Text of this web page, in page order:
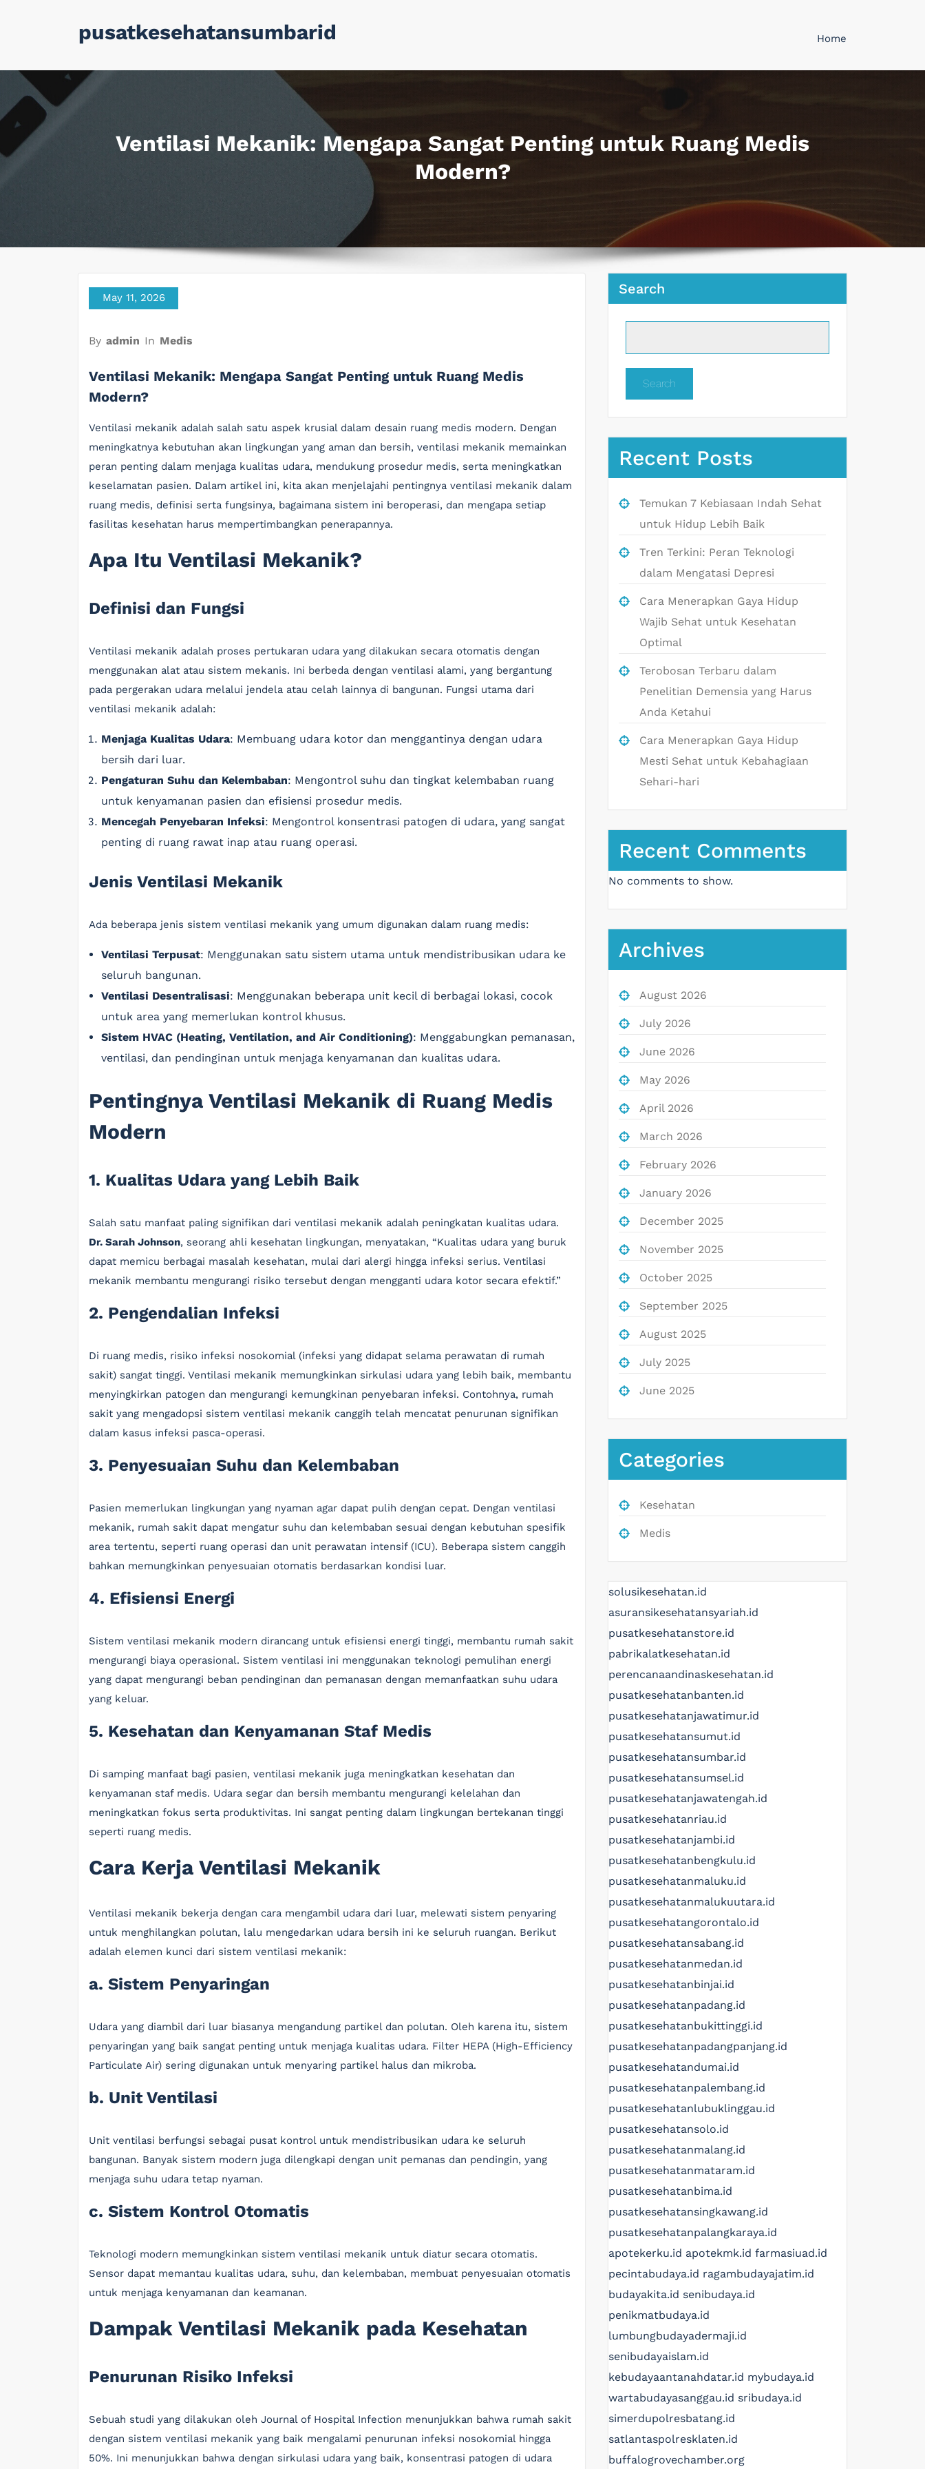
pusatkesehatansumbarid Home
Ventilasi Mekanik: Mengapa Sangat Penting untuk Ruang Medis
Modern?
May 11, 2026
By admin In Medis
Ventilasi Mekanik: Mengapa Sangat Penting untuk Ruang Medis
Modern?
Ventilasi mekanik adalah salah satu aspek krusial dalam desain ruang medis modern. Dengan
meningkatnya kebutuhan akan lingkungan yang aman dan bersih, ventilasi mekanik memainkan
peran penting dalam menjaga kualitas udara, mendukung prosedur medis, serta meningkatkan
keselamatan pasien. Dalam artikel ini, kita akan menjelajahi pentingnya ventilasi mekanik dalam
ruang medis, definisi serta fungsinya, bagaimana sistem ini beroperasi, dan mengapa setiap
fasilitas kesehatan harus mempertimbangkan penerapannya.
Apa Itu Ventilasi Mekanik?
Definisi dan Fungsi
Ventilasi mekanik adalah proses pertukaran udara yang dilakukan secara otomatis dengan
menggunakan alat atau sistem mekanis. Ini berbeda dengan ventilasi alami, yang bergantung
pada pergerakan udara melalui jendela atau celah lainnya di bangunan. Fungsi utama dari
ventilasi mekanik adalah:
Menjaga Kualitas Udara: Membuang udara kotor dan menggantinya dengan udara
bersih dari luar.
Pengaturan Suhu dan Kelembaban: Mengontrol suhu dan tingkat kelembaban ruang
untuk kenyamanan pasien dan efisiensi prosedur medis.
Mencegah Penyebaran Infeksi: Mengontrol konsentrasi patogen di udara, yang sangat
penting di ruang rawat inap atau ruang operasi.
Jenis Ventilasi Mekanik
Ada beberapa jenis sistem ventilasi mekanik yang umum digunakan dalam ruang medis:
Ventilasi Terpusat: Menggunakan satu sistem utama untuk mendistribusikan udara ke
seluruh bangunan.
Ventilasi Desentralisasi: Menggunakan beberapa unit kecil di berbagai lokasi, cocok
untuk area yang memerlukan kontrol khusus.
Sistem HVAC (Heating, Ventilation, and Air Conditioning): Menggabungkan pemanasan,
ventilasi, dan pendinginan untuk menjaga kenyamanan dan kualitas udara.
Pentingnya Ventilasi Mekanik di Ruang Medis
Modern
1. Kualitas Udara yang Lebih Baik
Salah satu manfaat paling signifikan dari ventilasi mekanik adalah peningkatan kualitas udara.
Dr. Sarah Johnson, seorang ahli kesehatan lingkungan, menyatakan, “Kualitas udara yang buruk
dapat memicu berbagai masalah kesehatan, mulai dari alergi hingga infeksi serius. Ventilasi
mekanik membantu mengurangi risiko tersebut dengan mengganti udara kotor secara efektif.”
2. Pengendalian Infeksi
Di ruang medis, risiko infeksi nosokomial (infeksi yang didapat selama perawatan di rumah
sakit) sangat tinggi. Ventilasi mekanik memungkinkan sirkulasi udara yang lebih baik, membantu
menyingkirkan patogen dan mengurangi kemungkinan penyebaran infeksi. Contohnya, rumah
sakit yang mengadopsi sistem ventilasi mekanik canggih telah mencatat penurunan signifikan
dalam kasus infeksi pasca-operasi.
3. Penyesuaian Suhu dan Kelembaban
Pasien memerlukan lingkungan yang nyaman agar dapat pulih dengan cepat. Dengan ventilasi
mekanik, rumah sakit dapat mengatur suhu dan kelembaban sesuai dengan kebutuhan spesifik
area tertentu, seperti ruang operasi dan unit perawatan intensif (ICU). Beberapa sistem canggih
bahkan memungkinkan penyesuaian otomatis berdasarkan kondisi luar.
4. Efisiensi Energi
Sistem ventilasi mekanik modern dirancang untuk efisiensi energi tinggi, membantu rumah sakit
mengurangi biaya operasional. Sistem ventilasi ini menggunakan teknologi pemulihan energi
yang dapat mengurangi beban pendinginan dan pemanasan dengan memanfaatkan suhu udara
yang keluar.
5. Kesehatan dan Kenyamanan Staf Medis
Di samping manfaat bagi pasien, ventilasi mekanik juga meningkatkan kesehatan dan
kenyamanan staf medis. Udara segar dan bersih membantu mengurangi kelelahan dan
meningkatkan fokus serta produktivitas. Ini sangat penting dalam lingkungan bertekanan tinggi
seperti ruang medis.
Cara Kerja Ventilasi Mekanik
Ventilasi mekanik bekerja dengan cara mengambil udara dari luar, melewati sistem penyaring
untuk menghilangkan polutan, lalu mengedarkan udara bersih ini ke seluruh ruangan. Berikut
adalah elemen kunci dari sistem ventilasi mekanik:
a. Sistem Penyaringan
Udara yang diambil dari luar biasanya mengandung partikel dan polutan. Oleh karena itu, sistem
penyaringan yang baik sangat penting untuk menjaga kualitas udara. Filter HEPA (High-Efficiency
Particulate Air) sering digunakan untuk menyaring partikel halus dan mikroba.
b. Unit Ventilasi
Unit ventilasi berfungsi sebagai pusat kontrol untuk mendistribusikan udara ke seluruh
bangunan. Banyak sistem modern juga dilengkapi dengan unit pemanas dan pendingin, yang
menjaga suhu udara tetap nyaman.
c. Sistem Kontrol Otomatis
Teknologi modern memungkinkan sistem ventilasi mekanik untuk diatur secara otomatis.
Sensor dapat memantau kualitas udara, suhu, dan kelembaban, membuat penyesuaian otomatis
untuk menjaga kenyamanan dan keamanan.
Dampak Ventilasi Mekanik pada Kesehatan
Penurunan Risiko Infeksi
Sebuah studi yang dilakukan oleh Journal of Hospital Infection menunjukkan bahwa rumah sakit
dengan sistem ventilasi mekanik yang baik mengalami penurunan infeksi nosokomial hingga
50%. Ini menunjukkan bahwa dengan sirkulasi udara yang baik, konsentrasi patogen di udara
Search
Search
Recent Posts
Temukan 7 Kebiasaan Indah Sehat
untuk Hidup Lebih Baik
Tren Terkini: Peran Teknologi
dalam Mengatasi Depresi
Cara Menerapkan Gaya Hidup
Wajib Sehat untuk Kesehatan
Optimal
Terobosan Terbaru dalam
Penelitian Demensia yang Harus
Anda Ketahui
Cara Menerapkan Gaya Hidup
Mesti Sehat untuk Kebahagiaan
Sehari-hari
Recent Comments
No comments to show.
Archives
August 2026
July 2026
June 2026
May 2026
April 2026
March 2026
February 2026
January 2026
December 2025
November 2025
October 2025
September 2025
August 2025
July 2025
June 2025
Categories
Kesehatan
Medis
solusikesehatan.id
asuransikesehatansyariah.id
pusatkesehatanstore.id
pabrikalatkesehatan.id
perencanaandinaskesehatan.id
pusatkesehatanbanten.id
pusatkesehatanjawatimur.id
pusatkesehatansumut.id
pusatkesehatansumbar.id
pusatkesehatansumsel.id
pusatkesehatanjawatengah.id
pusatkesehatanriau.id
pusatkesehatanjambi.id
pusatkesehatanbengkulu.id
pusatkesehatanmaluku.id
pusatkesehatanmalukuutara.id
pusatkesehatangorontalo.id
pusatkesehatansabang.id
pusatkesehatanmedan.id
pusatkesehatanbinjai.id
pusatkesehatanpadang.id
pusatkesehatanbukittinggi.id
pusatkesehatanpadangpanjang.id
pusatkesehatandumai.id
pusatkesehatanpalembang.id
pusatkesehatanlubuklinggau.id
pusatkesehatansolo.id
pusatkesehatanmalang.id
pusatkesehatanmataram.id
pusatkesehatanbima.id
pusatkesehatansingkawang.id
pusatkesehatanpalangkaraya.id
apotekerku.id apotekmk.id farmasiuad.id
pecintabudaya.id ragambudayajatim.id
budayakita.id senibudaya.id
penikmatbudaya.id
lumbungbudayadermaji.id
senibudayaislam.id
kebudayaantanahdatar.id mybudaya.id
wartabudayasanggau.id sribudaya.id
simerdupolresbatang.id
satlantaspolresklaten.id
buffalogrovechamber.org